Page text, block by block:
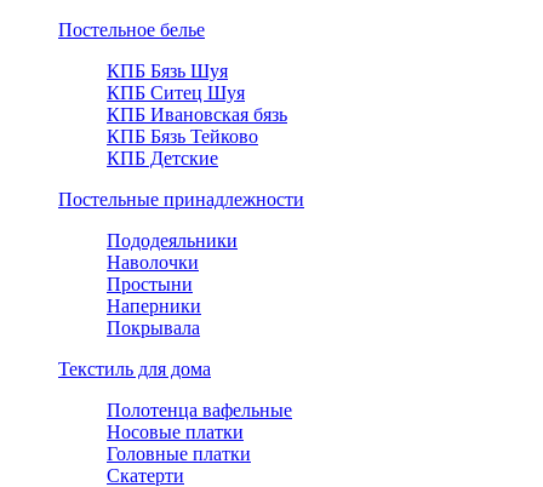
Постельное белье
КПБ Бязь Шуя
КПБ Ситец Шуя
КПБ Ивановская бязь
КПБ Бязь Тейково
КПБ Детские
Постельные принадлежности
Пододеяльники
Наволочки
Простыни
Наперники
Покрывала
Текстиль для дома
Полотенца вафельные
Носовые платки
Головные платки
Скатерти